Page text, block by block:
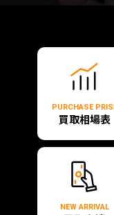
PURCHASE
買取相場表
NEW ARRIVAL